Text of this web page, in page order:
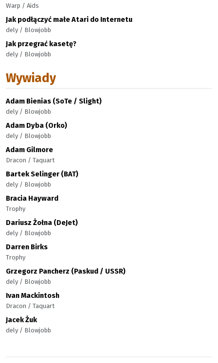
Warp / Aids
Jak podłączyć małe Atari do Internetu
dely / Blowjobb
Jak przegrać kasetę?
dely / Blowjobb
Wywiady
Adam Bienias (SoTe / Slight)
dely / Blowjobb
Adam Dyba (Orko)
dely / Blowjobb
Adam Gilmore
Dracon / Taquart
Bartek Selinger (BAT)
dely / Blowjobb
Bracia Hayward
Trophy
Dariusz Żołna (DeJet)
dely / Blowjobb
Darren Birks
Trophy
Grzegorz Pancherz (Paskud / USSR)
dely / Blowjobb
Ivan Mackintosh
Dracon / Taquart
Jacek Żuk
dely / Blowjobb